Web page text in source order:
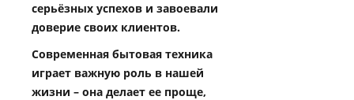
серьёзных успехов и завоевали
доверие своих клиентов.
Современная бытовая техника
играет важную роль в нашей
жизни – она делает ее проще,